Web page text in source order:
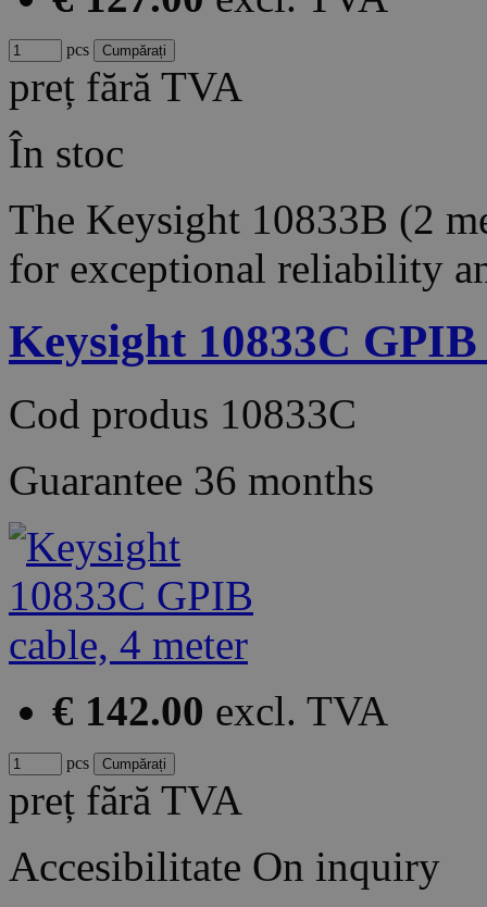
pcs
preț fără TVA
În stoc
The Keysight 10833B (2
for exceptional reliability
Keysight 10833C
Cod produs 10833C
Guarantee 36 months
€ 142.00 excl. TVA
pcs
preț fără TVA
Accesibilitate On inquiry